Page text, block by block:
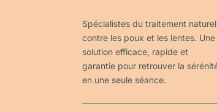
Spécialistes du traitement naturel
contre les poux et les lentes. Une
solution efficace, rapide et
garantie pour retrouver la
en une seule séance.